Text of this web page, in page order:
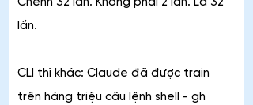
Chênh 32 lần. Không phải 2 lần. Là 32
lần.
CLI thì khác: Claude đã được train
trên hàng triệu câu lệnh shell - gh